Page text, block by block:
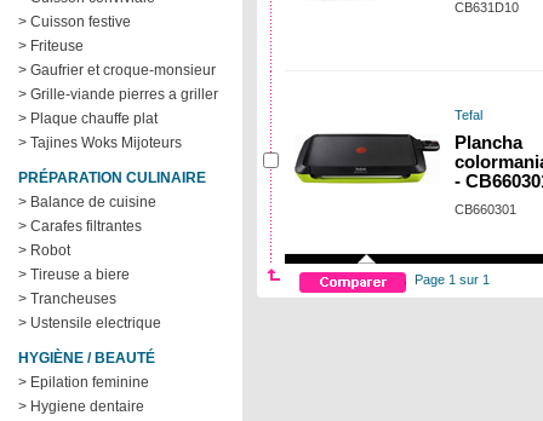
> Cuisson festive
> Friteuse
> Gaufrier et croque-monsieur
> Grille-viande pierres a griller
> Plaque chauffe plat
> Tajines Woks Mijoteurs
PRÉPARATION CULINAIRE
> Balance de cuisine
> Carafes filtrantes
> Robot
> Tireuse a biere
> Trancheuses
> Ustensile electrique
HYGIÈNE / BEAUTÉ
> Epilation feminine
> Hygiene dentaire
CB631D10
Tefal
Plancha
-
CB660301
Page 1 sur 1